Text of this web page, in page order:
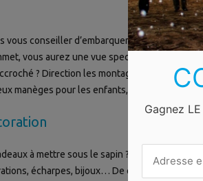
vous conseiller d’embarquer dans la grande
vous aurez une vue spectaculaire sur la
? Direction les montagnes russes ! Il y
manèges pour les enfants, ainsi que le train
à mettre sous le sapin ? Vous aurez
écharpes, bijoux… De quoi faire plaisir à
Gagnez